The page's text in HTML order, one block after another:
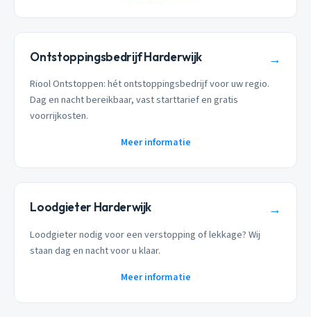
Ontstoppingsbedrijf Harderwijk →
Riool Ontstoppen: hét ontstoppingsbedrijf voor uw regio.
Dag en nacht bereikbaar, vast starttarief en gratis
voorrijkosten.
Meer informatie
Loodgieter Harderwijk →
Loodgieter nodig voor een verstopping of lekkage? Wij
staan dag en nacht voor u klaar.
Meer informatie